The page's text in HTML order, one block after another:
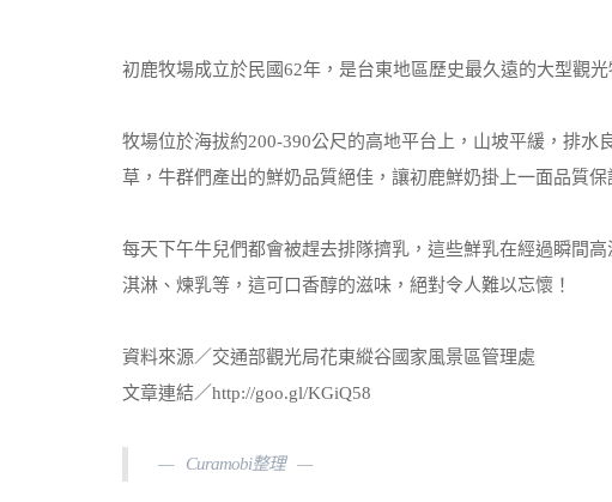
初鹿牧場成立於民國62年，是台東地區歷史最久遠的大型觀
牧場位於海拔約200-390公尺的高地平台上，山坡平緩，排
草，牛群們產出的鮮奶品質絕佳，讓初鹿鮮奶掛上一面品質保
每天下午牛兒們都會被趕去排隊擠乳，這些鮮乳在經過瞬間
淇淋、煉乳等，這可口香醇的滋味，絕對令人難以忘懷！
資料來源／交通部觀光局花東縱谷國家風景區管理處
文章連結／http://goo.gl/KGiQ58
Curamobi整理